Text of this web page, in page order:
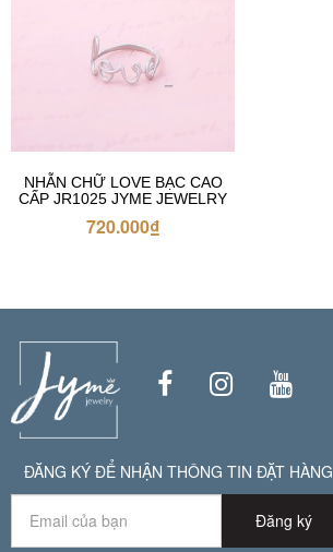
NHẪN CHỮ LOVE BẠC CAO
CẤP JR1025 JYME JEWELRY
720.000₫
ĐĂNG KÝ ĐỂ NHẬN THÔNG TIN ĐẶT HÀNG
Đăng ký